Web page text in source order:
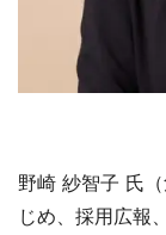
野崎 紗智子 氏
じめ、採用広報